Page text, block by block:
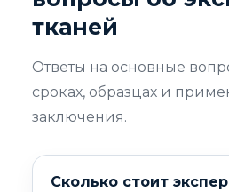
тканей
Ответы на основные
сроках, образцах и
заключения.
Сколько стоит